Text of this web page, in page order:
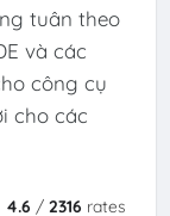
tuân theo
và các
công cụ
cho các
4.6 /2316 rates